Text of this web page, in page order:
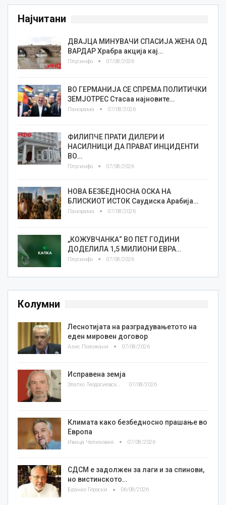
Најчитани
ДВАЈЦА МИНУВАЧИ СПАСИЈА ЖЕНА ОД
ВАРДАР Храбра акција кај…
Плусинфо 07/08/2026
ВО ГЕРМАНИЈА СЕ СПРЕМА ПОЛИТИЧКИ
ЗЕМЈОТРЕС Стасаа најновите…
Панорама 07/08/2026
ФИЛИПЧЕ ПРАТИ ДИЛЕРИ И
НАСИЛНИЦИ ДА ПРАВАТ ИНЦИДЕНТИ
ВО…
Плусинфо 07/08/2026
НОВА БЕЗБЕДНОСНА ОСКА НА
БЛИСКИОТ ИСТОК Саудиска Арабија…
Панорама 07/08/2026
„КОЖУВЧАНКА“ ВО ПЕТ ГОДИНИ
ДОДЕЛИЛА 1,5 МИЛИОНИ ЕВРА…
Плусинфо 07/08/2026
Колумни
Леснотијата на разградувањетото на
еден мировен договор
Азис Положани 07/08/2026
Исправена земја
Златко Теодосиевски 07/08/2026
Климата како безбедносно прашање во
Европа
Ивица Челиковиќ 07/08/2026
СДСМ е задолжен за лаги и за спинови,
но вистинското…
Бранко Героски 06/08/2026